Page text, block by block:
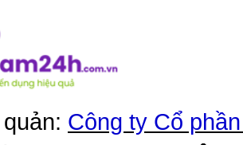
Công ty Cổ